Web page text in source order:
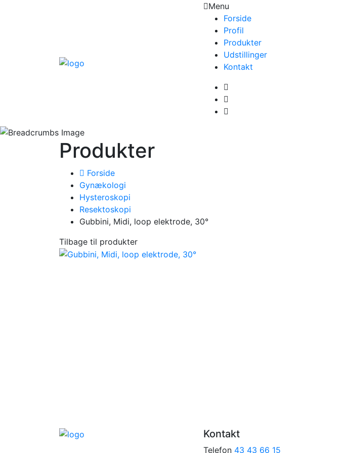
Menu
Forside
Profil
Produkter
Udstillinger
Kontakt
Produkter
Forside
Gynækologi
Hysteroskopi
Resektoskopi
Gubbini, Midi, loop elektrode, 30°
Tilbage til produkter
Kontakt
Telefon 43 43 66 15